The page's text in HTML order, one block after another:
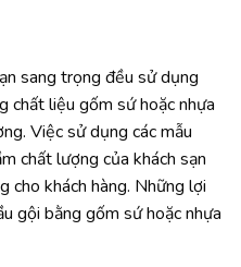
sang trọng đều sử dụng
chất liệu gốm sứ hoặc nhựa
Việc sử dụng các mẫu
chất lượng của khách sạn
cho khách hàng. Những lợi
gội bằng gốm sứ hoặc nhựa